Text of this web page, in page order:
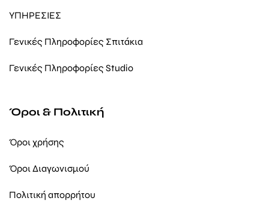
ΥΠΗΡΕΣΙΕΣ
Γενικές Πληροφορίες Σπιτάκια
Γενικές Πληροφορίες Studio
Όροι & Πολιτική
Όροι χρήσης
Όροι Διαγωνισμού
Πολιτική απορρήτου